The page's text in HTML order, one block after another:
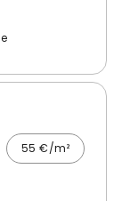
55 €/m²